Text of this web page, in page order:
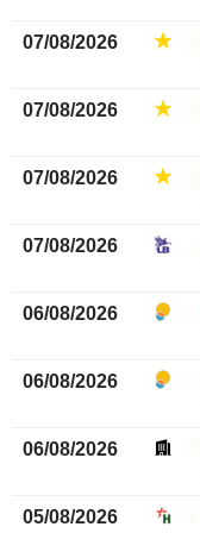
07/08/2026
07/08/2026
07/08/2026
07/08/2026
06/08/2026
06/08/2026
06/08/2026
05/08/2026